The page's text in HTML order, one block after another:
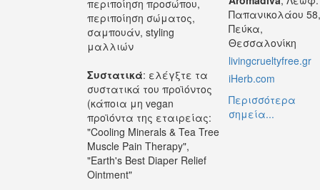
περιποίηση προσώπου,
περιποίηση σώματος,
σαμπουάν, styling
μαλλιών
Συστατικά: ελέγξτε τα
συστατικά του προϊόντος
(κάποια μη vegan
προϊόντα της εταιρείας:
"Cooling Minerals & Tea Tree
Muscle Pain Therapy",
"Earth's Best Diaper Relief
Ointment"
Παπανικολάου 58,
Πεύκα,
Θεσσαλονίκη
livingcrueltyfree.gr
iHerb.com
Περισσότερα
σημεία...